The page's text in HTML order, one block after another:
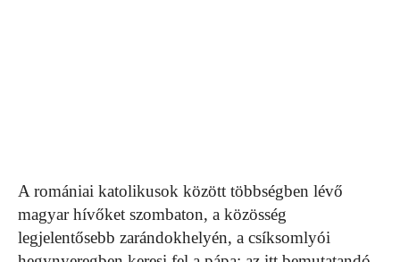
A romániai katolikusok között többségben lévő
magyar hívőket szombaton, a közösség
legjelentősebb zarándokhelyén, a csíksomlyói